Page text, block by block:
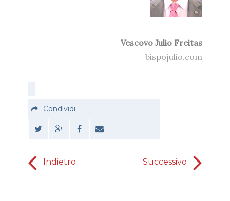
Vescovo Julio Freitas
bispojulio.com
Condividi
Indietro Successivo